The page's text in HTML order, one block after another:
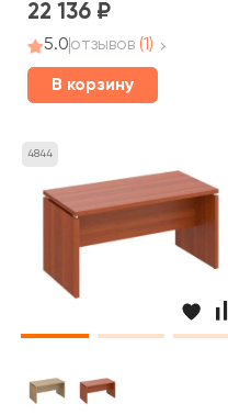
22 136
5.0отзывов (1)
В корзину
4844